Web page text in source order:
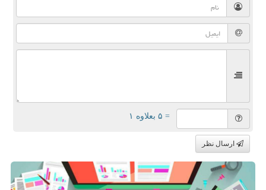
= ۵ بعلاوه ۱
ارسال نظر